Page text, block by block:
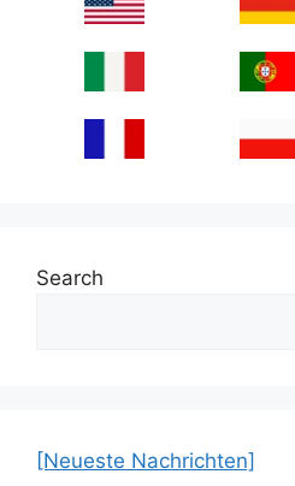
Search
[Neueste Nachrichten]